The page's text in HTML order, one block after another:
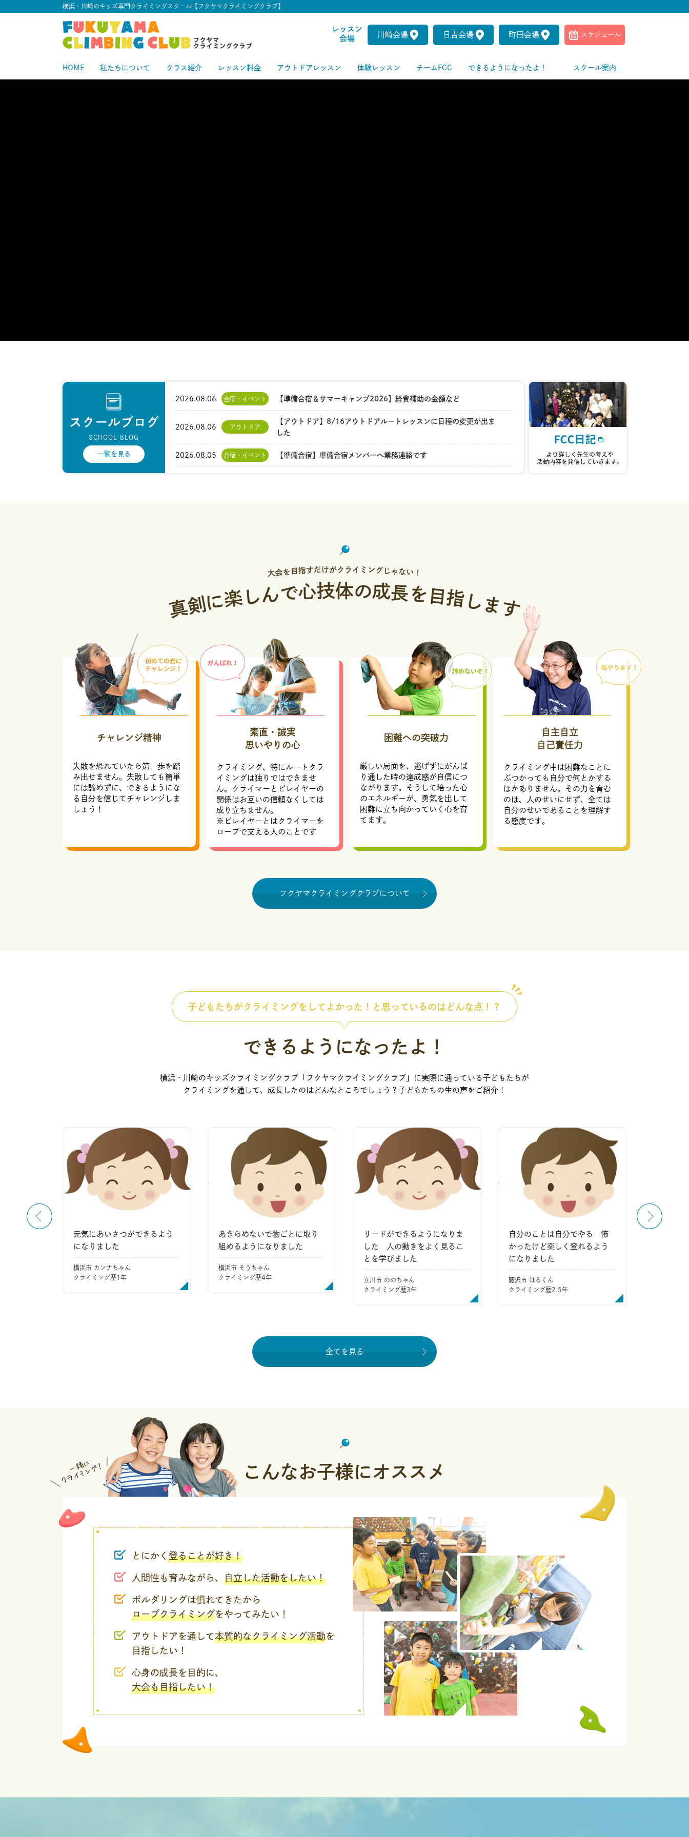
横浜・川崎のキッズ専門クライミングスクール【フクヤマクライミングクラブ】
レッスン
会場
川崎会場 日吉会場 町田会場 スケジュール
HOME 私たちについて クラス紹介 レッスン料金 アウトドアレッスン 体験レッスン チームFCC できるようになったよ！ スクール案内
スクールブログ
SCHOOL BLOG
2026.08.06 合宿・イベント 【準備合宿＆サマーキャンプ2026】経費補助の金額など
2026.08.06 アウトドア
【アウトドア】8/16アウトドアルートレッスンに日程の変更が出ま
した
2026.08.05 合宿・イベント 【準備合宿】準備合宿メンバーへ業務連絡です
2026.08.02 【アウトドア】8月のアウトドアレッスンの申し込み状況と内容
【サマーキャンプ＆準備合宿】「サマーキャンプ＆準備合宿2026」
7月のお誕生日
2026.07.29
【7/31レッスン内容急遽変更】7/31（金）18:00～ビレイ特訓レッ
【アウトドア合宿】「小川山キャンプ2026」無事終了
一覧を見る
大会を 目指すだけがク ラ イ ミ ングじゃない！
真剣に楽しんで心技体の成長 を 目指し ま す
チャレンジ精神
失敗を恐れていたら第一歩を踏
み出せません。失敗しても簡単
には諦めずに、できるようにな
る自分を信じてチャレンジしま
しょう！
素直・誠実
思いやりの心
クライミング、特にルートクラ
イミングは独りではできませ
ん。クライマーとビレイヤーの
関係はお互いの信頼なくしては
成り立ちません。
※ビレイヤーとはクライマーを
ロープで支える人のことです
困難への突破力
厳しい局面を、逃げずにがんば
り通した時の達成感が自信につ
ながります。そうして培った心
のエネルギーが、勇気を出して
困難に立ち向かっていく心を育
てます。
自主自立
自己責任力
クライミング中は困難なことに
ぶつかっても自分で何とかする
ほかありません。その力を育む
のは、人のせいにせず、全ては
自分のせいであることを理解す
る態度です。
フクヤマクライミングクラブについて
子どもたちがクライミングをしてよかった！と思っているのはどんな点！？
できるようになったよ！
横浜・川崎のキッズクライミングクラブ「フクヤマクライミングクラブ」に実際に通っている子どもたちが
クライミングを通して、成長したのはどんなところでしょう？子どもたちの生の声をご紹介！
元気にあいさつができるよう
になりました
横浜市 カンナちゃん
クライミング歴1年
あきらめないで物ごとに取り
組めるようになりました
横浜市 そうちゃん
クライミング歴4年
リードができるようになりま
した 人の動きをよく見るこ
とを学びました
立川市 ののちゃん
クライミング歴3年
自分のことは自分でやる 怖
かったけど楽しく登れるよう
になりました
藤沢市 はるくん
クライミング歴2.5年
全てを見る
こんなお子様にオススメ
とにかく 登ることが好き！
人間性も育みながら、 自立した活動をしたい！
ボルダリングは慣れてきたから
ロープクライミングをやってみたい！
アウトドアを通して本質的なクライミング活動を
目指したい！
心身の成長を目的に、
大会も目指したい！